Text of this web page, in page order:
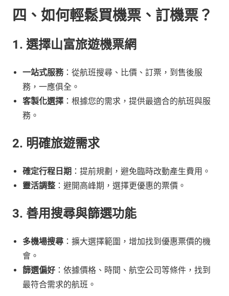
四、如何輕鬆買機票、訂機票？
1. 選擇山富旅遊機票網
一站式服務：從航班搜尋、比價、訂票，到售後服
務，一應俱全。
客製化選擇 ：根據您的需求，提供最適合的航班與服
務。
2. 明確旅遊需求
確定行程日期 ：提前規劃，避免臨時改動產生費用。
靈活調整 ：避開高峰期，選擇更優惠的票價。
3. 善用搜尋與篩選功能
多機場搜尋 ：擴大選擇範圍，增加找到優惠票價的機
會。
篩選偏好 ：依據價格、時間、航空公司等條件，找到
最符合需求的航班。